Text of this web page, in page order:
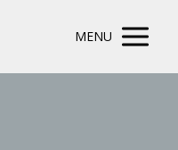
MENU